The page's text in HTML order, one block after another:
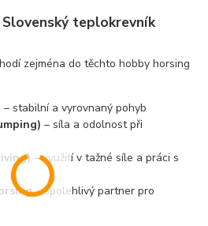
teplokrevník
zejména do těchto hobby horsing
– stabilní a vyrovnaný pohyb
– síla a odolnost při
– využití v tažné síle a práci s
– spolehlivý partner pro